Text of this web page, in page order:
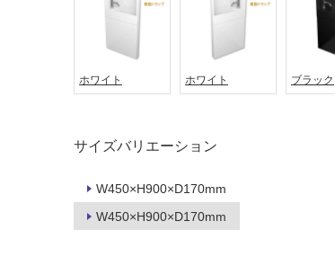
ホワイト ホワイト ブラック
サイズバリエーション
W450×H900×D170mm
W450×H900×D170mm
タイル
屋内床・
屋外床・